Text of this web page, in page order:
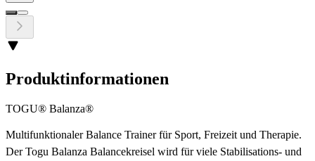
Produktinformationen
TOGU® Balanza®
Multifunktionaler Balance Trainer für Sport, Freizeit und Therapie.
Der Togu Balanza Balancekreisel wird für viele Stabilisations- und